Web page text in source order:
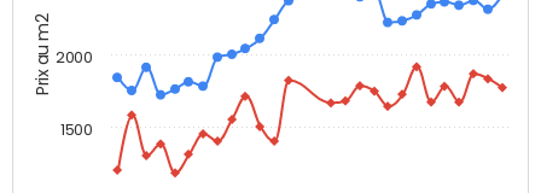
Prix au m2
1500
2000